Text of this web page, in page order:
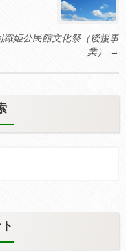
織姫公民館文化祭（後援事
業）
→